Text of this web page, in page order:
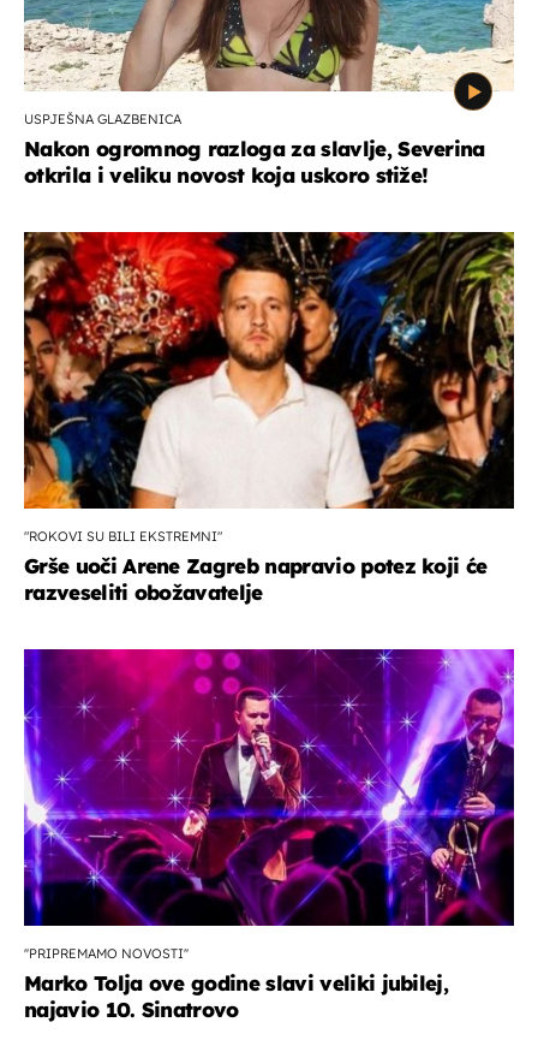
USPJEŠNA GLAZBENICA
Nakon ogromnog razloga za slavlje, Severina
otkrila i veliku novost koja uskoro stiže!
"ROKOVI SU BILI EKSTREMNI"
Grše uoči Arene Zagreb napravio potez koji će
razveseliti obožavatelje
''PRIPREMAMO NOVOSTI''
Marko Tolja ove godine slavi veliki jubilej,
najavio 10. Sinatrovo